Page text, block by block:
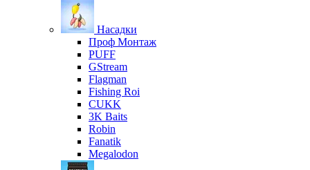
Насадки
Проф Монтаж
PUFF
GStream
Flagman
Fishing Roi
CUKK
3K Baits
Robin
Fanatik
Megalodon